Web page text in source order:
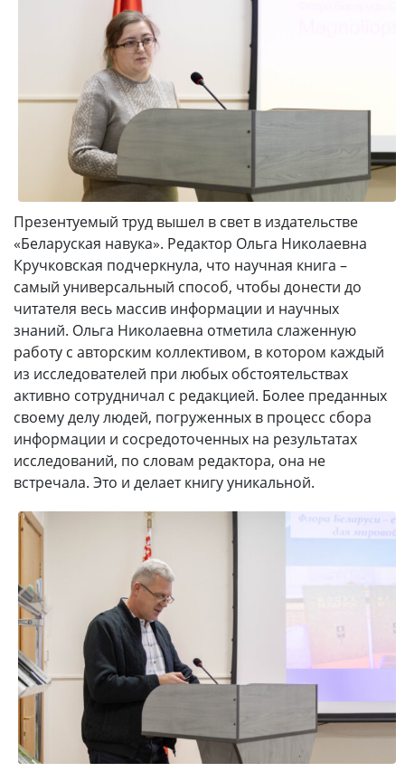
Презентуемый труд вышел в свет в издательстве
«Беларуская навука». Редактор Ольга Николаевна
Кручковская подчеркнула, что научная книга –
самый универсальный способ, чтобы донести до
читателя весь массив информации и научных
знаний. Ольга Николаевна отметила слаженную
работу с авторским коллективом, в котором каждый
из исследователей при любых обстоятельствах
активно сотрудничал с редакцией. Более преданных
своему делу людей, погруженных в процесс сбора
информации и сосредоточенных на результатах
исследований, по словам редактора, она не
встречала. Это и делает книгу уникальной.